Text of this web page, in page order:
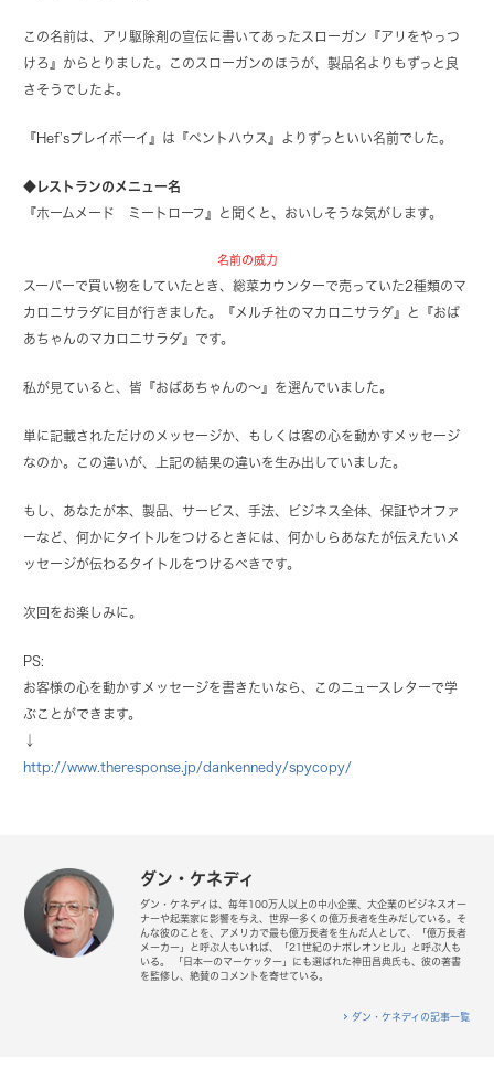
この名前は、アリ駆除剤の宣伝に書いてあったスローガン『アリをやっつ
けろ』からとりました。このスローガンのほうが、製品名よりもずっと良
さそうでしたよ。
『Hef’sプレイボーイ』は『ペントハウス』よりずっといい名前でした。
◆レストランのメニュー名
『ホームメード ミートローフ』と聞くと、おいしそうな気がします。
名前の威力
スーパーで買い物をしていたとき、総菜カウンターで売っていた2種類のマ
カロニサラダに目が行きました。『メルチ社のマカロニサラダ』と『おば
あちゃんのマカロニサラダ』です。
私が見ていると、皆『おばあちゃんの～』を選んでいました。
単に記載されただけのメッセージか、もしくは客の心を動かすメッセージ
なのか。この違いが、上記の結果の違いを生み出していました。
もし、あなたが本、製品、サービス、手法、ビジネス全体、保証やオファ
ーなど、何かにタイトルをつけるときには、何かしらあなたが伝えたいメ
ッセージが伝わるタイトルをつけるべきです。
次回をお楽しみに。
PS:
お客様の心を動かすメッセージを書きたいなら、このニュースレターで学
ぶことができます。
↓
http://www.theresponse.jp/dankennedy/spycopy/
ダン・ケネディ
ダン・ケネディは、毎年100万人以上の中小企業、大企業のビジネスオー
ナーや起業家に影響を与え、世界一多くの億万長者を生みだしている。そ
んな彼のことを、アメリカで最も億万長者を生んだ人として、「億万長者
メーカー」と呼ぶ人もいれば、「21世紀のナポレオンヒル」と呼ぶ人も
いる。 「日本一のマーケッター」にも選ばれた神田昌典氏も、彼の著書
を監修し、絶賛のコメントを寄せている。
ダン・ケネディの記事一覧